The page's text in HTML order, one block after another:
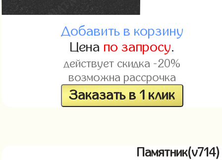
Добавить в корзину
Цена по запросу.
действует скидка -20%
возможна рассрочка
Заказать в 1 клик
Памятник(v714)